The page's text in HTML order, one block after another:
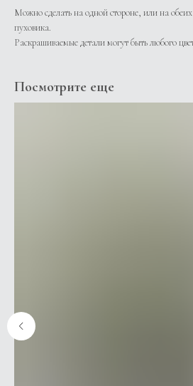
Можно сделать на одной стороне, или на
пуховика.
Раскрашиваемые детали могут быть любого
Посмотрите еще